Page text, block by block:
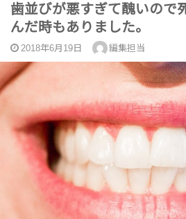
歯並びが悪すぎて醜いので
んだ時もありました。
2018年6月19日 編集担当